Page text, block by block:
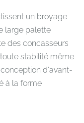
un broyage
large palette
des concasseurs
stabilité même
d‘avant-
à la forme